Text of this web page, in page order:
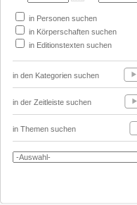
in Personen suchen
in Körperschaften suchen
in Editionstexten suchen
in den Kategorien suchen
in der Zeitleiste suchen
in Themen suchen